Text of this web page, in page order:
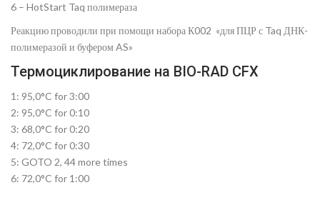
6 – HotStart Taq полимераза
Реакцию проводили при помощи набора К002 «для ПЦР с Taq ДНК-
полимеразой и буфером AS»
Термоциклирование на BIO-RAD CFX
1: 95,0°C for 3:00
2: 95,0°C for 0:10
3: 68,0°C for 0:20
4: 72,0°C for 0:30
5: GOTO 2, 44 more times
6: 72,0°C for 1:00